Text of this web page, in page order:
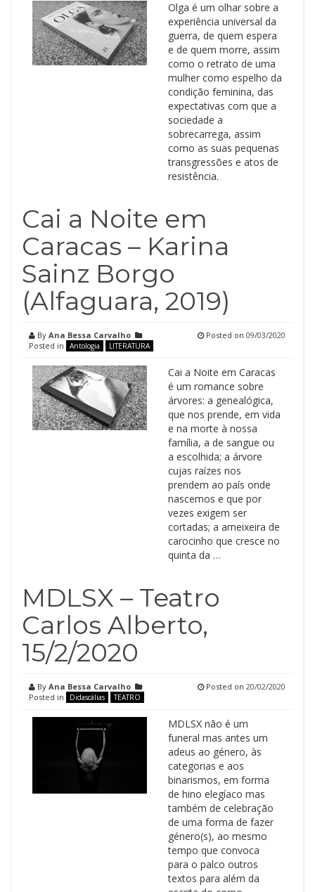
Olga é um olhar sobre a
experiência universal da
guerra, de quem espera
e de quem morre, assim
como o retrato de uma
mulher como espelho da
condição feminina, das
expectativas com que a
sociedade a
sobrecarrega, assim
como as suas pequenas
transgressões e atos de
resistência.
Cai a Noite em
Caracas – Karina
Sainz Borgo
(Alfaguara, 2019)
By Ana Bessa Carvalho
Posted in
Antologia LITERATURA
Posted on 09/03/2020
Cai a Noite em Caracas
é um romance sobre
árvores: a genealógica,
que nos prende, em vida
e na morte à nossa
família, a de sangue ou
a escolhida; a árvore
cujas raízes nos
prendem ao país onde
nascemos e que por
vezes exigem ser
cortadas; a ameixeira de
carocinho que cresce no
quinta da …
MDLSX – Teatro
Carlos Alberto,
15/2/2020
By Ana Bessa Carvalho
Posted in
Didascálias TEATRO
Posted on 20/02/2020
MDLSX não é um
funeral mas antes um
adeus ao género, às
categorias e aos
binarismos, em forma
de hino elegíaco mas
também de celebração
de uma forma de fazer
género(s), ao mesmo
tempo que convoca
para o palco outros
textos para além da